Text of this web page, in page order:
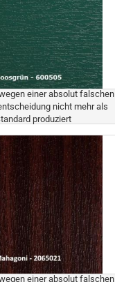
einer absolut falschen
nicht mehr als
produziert
einer absolut falschen